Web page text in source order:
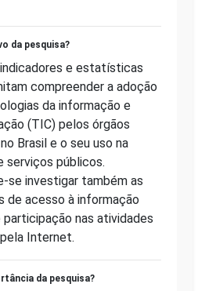
da pesquisa?
e estatísticas
compreender a adoção
da informação e
(TIC) pelos órgãos
Brasil e o seu uso na
serviços públicos.
se investigar também as
de acesso à informação
participação nas atividades
Internet.
da pesquisa?